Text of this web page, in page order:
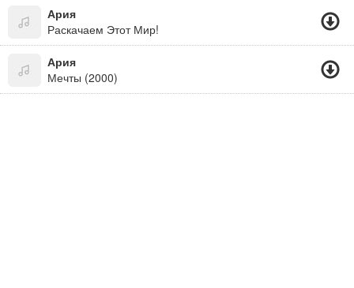
Ария
Раскачаем Этот Мир!
Ария
Мечты (2000)